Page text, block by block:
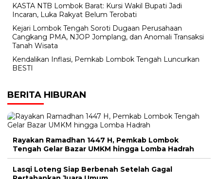
KASTA NTB Lombok Barat: Kursi Wakil Bupati Jadi
Incaran, Luka Rakyat Belum Terobati
Kejari Lombok Tengah Soroti Dugaan Perusahaan
Cangkang PMA, NJOP Jomplang, dan Anomali Transaksi
Tanah Wisata
Kendalikan Inflasi, Pemkab Lombok Tengah Luncurkan
BESTI
BERITA HIBURAN
Rayakan Ramadhan 1447 H, Pemkab Lombok
Tengah Gelar Bazar UMKM hingga Lomba Hadrah
Lasqi Loteng Siap Berbenah Setelah Gagal